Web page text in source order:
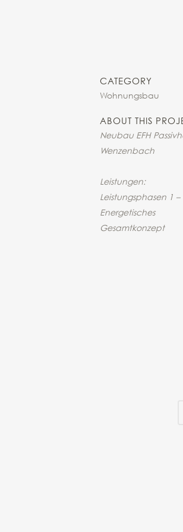
CATEGORY
Wohnungsbau
ABOUT THIS
Neubau EFH
Wenzenbach
Leistungen:
Leistungsphasen 1 –
Energetisches
Gesamtkonzept